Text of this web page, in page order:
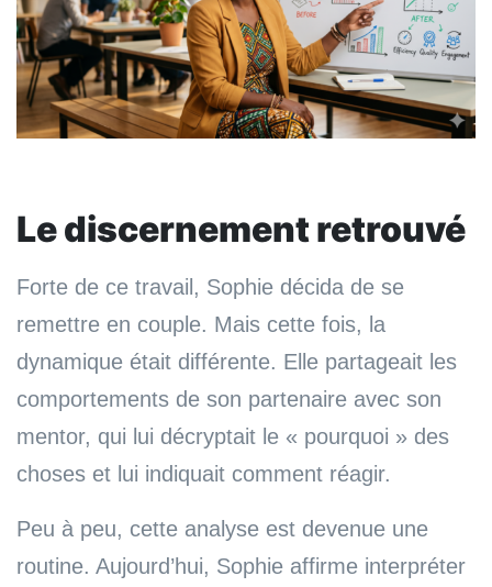
Le discernement retrouvé
Forte de ce travail, Sophie décida de se
remettre en couple. Mais cette fois, la
dynamique était différente. Elle partageait les
comportements de son partenaire avec son
mentor, qui lui décryptait le « pourquoi » des
choses et lui indiquait comment réagir.
Peu à peu, cette analyse est devenue une
routine. Aujourd’hui, Sophie affirme interpréter